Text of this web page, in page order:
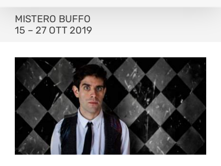
MISTERO BUFFO
15 – 27 OTT 2019